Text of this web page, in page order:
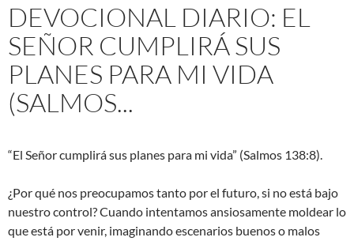
DEVOCIONAL DIARIO: EL
SEÑOR CUMPLIRÁ SUS
PLANES PARA MI VIDA
(SALMOS...
“El Señor cumplirá sus planes para mi vida” (Salmos 138:8).
¿Por qué nos preocupamos tanto por el futuro, si no está bajo
nuestro control? Cuando intentamos ansiosamente moldear lo
que está por venir, imaginando escenarios buenos o malos